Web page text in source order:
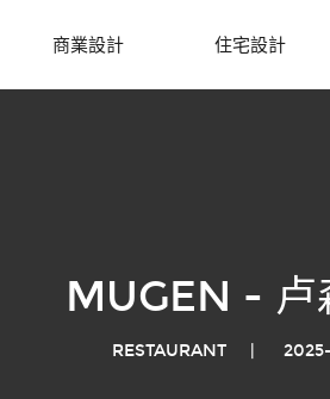
商業設計 住宅設計
MUGEN - 卢
RESTAURANT